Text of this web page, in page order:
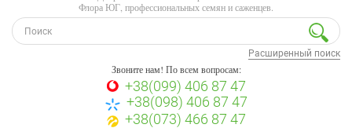
Флора ЮГ, профессиональных семян и саженцев.
Расширенный поиск
Звоните нам! По всем вопросам:
+38(099) 406 87 47
+38(098) 406 87 47
+38(073) 466 87 47